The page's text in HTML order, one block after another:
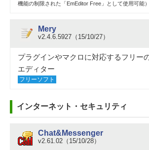
機能の制限された「EmEditor Free」として使用可能）
Mery
v2.4.6.5927（15/10/27）
プラグインやマクロに対応するフリー
エディター
フリーソフト
インターネット・セキュリティ
Chat&Messenger
v2.61.02（15/10/28）